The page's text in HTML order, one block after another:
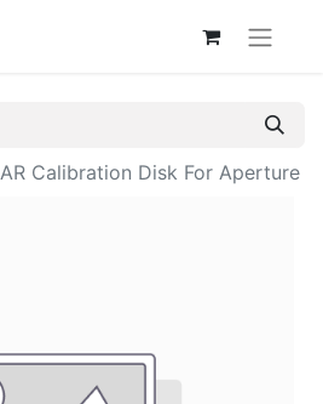
AR Calibration Disk For Aperture